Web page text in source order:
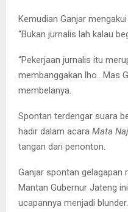
Kemudian Ganjar
“Bukan jurnalis lah kalau
“Pekerjaan jurnalis itu
membanggakan lho.. Mas
membelanya.
Spontan terdengar suara
hadir dalam acara Mata
tangan dari penonton.
Ganjar spontan gelagapan
Mantan Gubernur Jateng
ucapannya menjadi